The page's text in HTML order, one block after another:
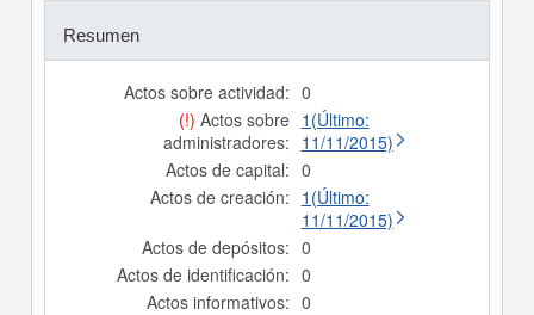
Resumen
Actos sobre actividad: 0
(!) Actos sobre
administradores:
1(Último:
11/11/2015)
Actos de capital: 0
Actos de creación: 1(Último:
11/11/2015)
Actos de depósitos: 0
Actos de identificación: 0
Actos informativos: 0